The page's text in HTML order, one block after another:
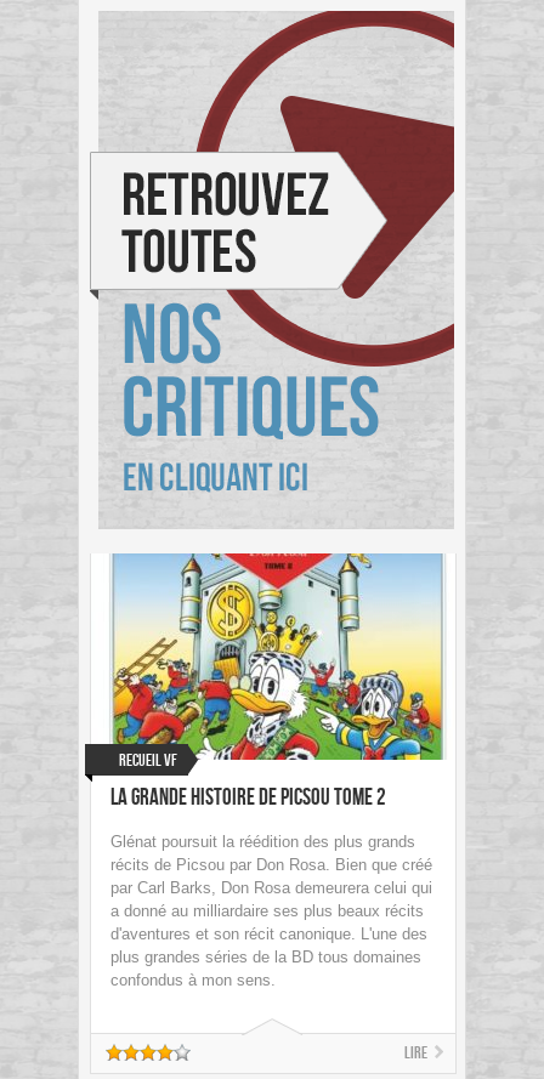
Recueil VF
La Grande Histoire de Picsou tome 2
Glénat poursuit la réédition des plus grands
récits de Picsou par Don Rosa. Bien que créé
par Carl Barks, Don Rosa demeurera celui qui
a donné au milliardaire ses plus beaux récits
d'aventures et son récit canonique. L'une des
plus grandes séries de la BD tous domaines
confondus à mon sens.
Lire